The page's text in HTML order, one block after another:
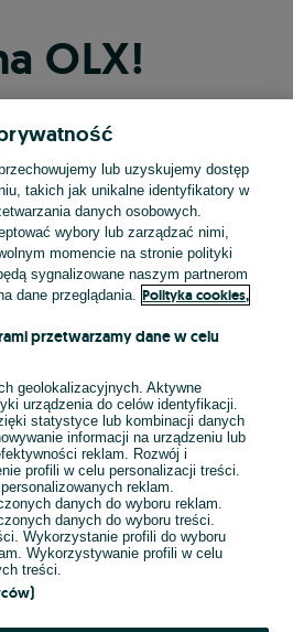
OLX!
przez Facebooka
przez konto Apple
przez konto Google
LUB
lub uzyskujemy dostęp
takich jak unikalne identyfikatory w
danych osobowych.
wybory lub zarządzać nimi,
momencie na stronie polityki
sygnalizowane naszym partnerom
dane przeglądania.
Polityka cookies,
przetwarzamy dane w celu
geolokalizacyjnych. Aktywne
urządzenia do celów identyfikacji.
statystyce lub kombinacji danych
informacji na urządzeniu lub
reklam. Rozwój i
profili w celu personalizacji treści.
reklam.
danych do wyboru reklam.
danych do wyboru treści.
Wykorzystanie profili do wyboru
Wykorzystywanie profili w celu
treści.